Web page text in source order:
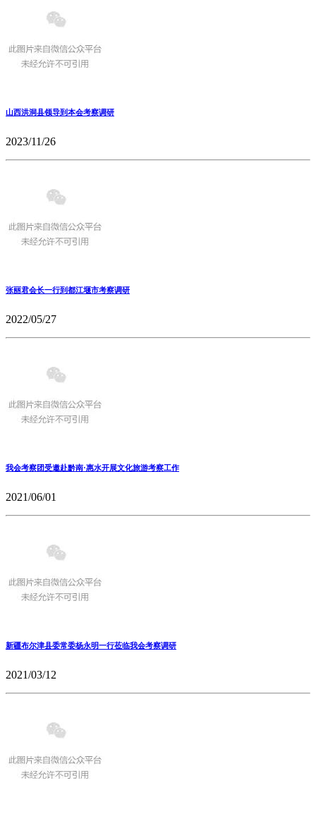
山西洪洞县领导到本会考察调研
2023/11/26
张丽君会长一行到都江堰市考察调研
2022/05/27
我会考察团受邀赴黔南·惠水开展文化旅游考察工作
2021/06/01
新疆布尔津县委常委杨永明一行莅临我会考察调研
2021/03/12